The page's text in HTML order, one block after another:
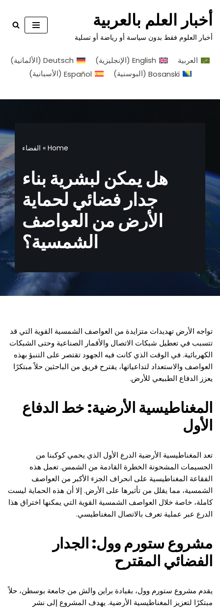
تخطى
إلى
أخبار العلم بالعربية
أخبار العلوم فقط بدون سياسة أو رياضة أو تسلية
العربية English
(الإنجليزية)
Deutsch
(الألمانية)
Bosanski
(البوسنية)
Español
(الأسبانية)
Home
» الفضاء
هل يمكن لبشرية بناء
جدار فضائي لحماية
الأرض من العواصف
الشمسية؟
تواجه الأرض تهديدات متزايدة من العواصف الشمسية القوية التي قد
تتسبب في تعطيل شبكات الاتصال والأقمار الصناعية وحتى الشبكات
الكهربائية. في الوقت الذي كانت فيه الجهود تقتصر على التنبؤ بهذه
العواصف والاستعداد لتداعياتها، يقترح فريق من الباحثين حلاً مبتكرًا
يعزز الدفاع الطبيعي للأرض.
المغناطيسية الأرضية: خط الدفاع
الأول
تعد المغناطيسية الأرضية الدرع الأول الذي يحمي كوكبنا من
الجسيمات المشحونة الخطرة القادمة من الشمس. تعمل هذه
الفقاعة المغناطيسية على انحراف الجزء الأكبر من العواصف
الشمسية، مما يقلل من تأثيرها على الأرض. إلا أن هذه الحماية ليست
كاملة، خاصة خلال العواصف الشمسية القوية التي يمكنها اختراق هذا
الدرع عبر عملية تعرف بالاتصال المغناطيسي.
مشروع ستورم وول: الجدار
الفضائي المقترح
يقدم مشروع ستورم وول، بقيادة براين والش من جامعة بوسطن، حلاً
مبتكرًا لتعزيز المغناطيسية الأرضية. يهدف المشروع إلى نشر